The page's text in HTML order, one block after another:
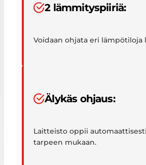
2 lämmityspiiriä:
Voidaan ohjata eri
Älykäs ohjaus:
Laitteisto oppii
tarpeen mukaan.